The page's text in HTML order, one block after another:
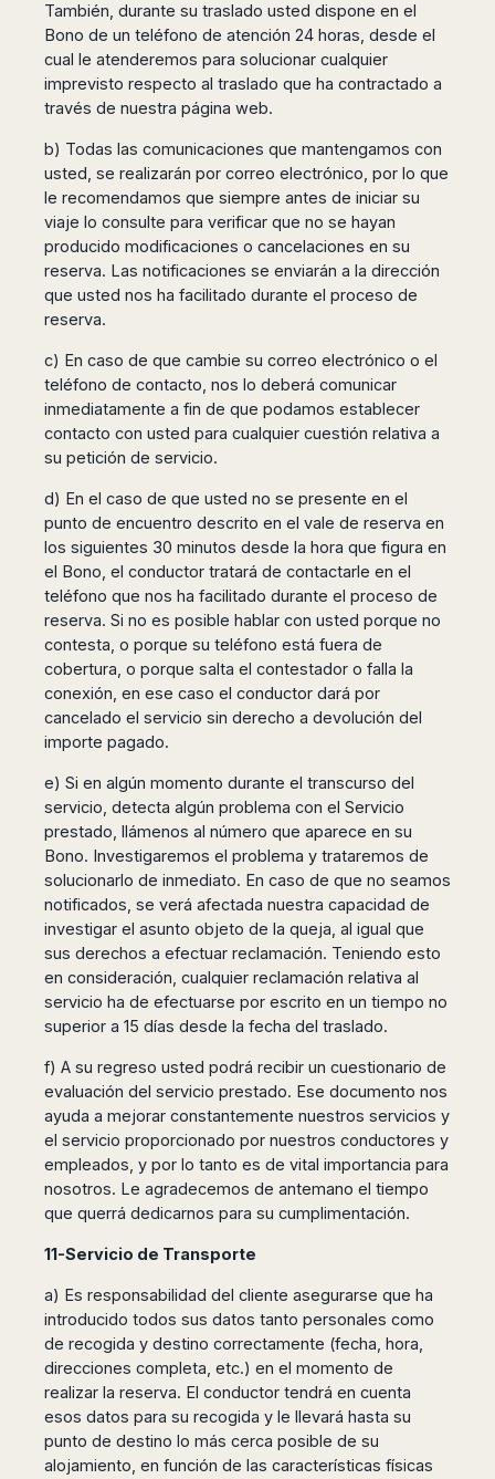
También, durante su traslado usted dispone en el
Bono de un teléfono de atención 24 horas, desde el
cual le atenderemos para solucionar cualquier
imprevisto respecto al traslado que ha contractado a
través de nuestra página web.
b) Todas las comunicaciones que mantengamos con
usted, se realizarán por correo electrónico, por lo que
le recomendamos que siempre antes de iniciar su
viaje lo consulte para verificar que no se hayan
producido modificaciones o cancelaciones en su
reserva. Las notificaciones se enviarán a la dirección
que usted nos ha facilitado durante el proceso de
reserva.
c) En caso de que cambie su correo electrónico o el
teléfono de contacto, nos lo deberá comunicar
inmediatamente a fin de que podamos establecer
contacto con usted para cualquier cuestión relativa a
su petición de servicio.
d) En el caso de que usted no se presente en el
punto de encuentro descrito en el vale de reserva en
los siguientes 30 minutos desde la hora que figura en
el Bono, el conductor tratará de contactarle en el
teléfono que nos ha facilitado durante el proceso de
reserva. Si no es posible hablar con usted porque no
contesta, o porque su teléfono está fuera de
cobertura, o porque salta el contestador o falla la
conexión, en ese caso el conductor dará por
cancelado el servicio sin derecho a devolución del
importe pagado.
e) Si en algún momento durante el transcurso del
servicio, detecta algún problema con el Servicio
prestado, llámenos al número que aparece en su
Bono. Investigaremos el problema y trataremos de
solucionarlo de inmediato. En caso de que no seamos
notificados, se verá afectada nuestra capacidad de
investigar el asunto objeto de la queja, al igual que
sus derechos a efectuar reclamación. Teniendo esto
en consideración, cualquier reclamación relativa al
servicio ha de efectuarse por escrito en un tiempo no
superior a 15 días desde la fecha del traslado.
f) A su regreso usted podrá recibir un cuestionario de
evaluación del servicio prestado. Ese documento nos
ayuda a mejorar constantemente nuestros servicios y
el servicio proporcionado por nuestros conductores y
empleados, y por lo tanto es de vital importancia para
nosotros. Le agradecemos de antemano el tiempo
que querrá dedicarnos para su cumplimentación.
11-Servicio de Transporte
a) Es responsabilidad del cliente asegurarse que ha
introducido todos sus datos tanto personales como
de recogida y destino correctamente (fecha, hora,
direcciones completa, etc.) en el momento de
realizar la reserva. El conductor tendrá en cuenta
esos datos para su recogida y le llevará hasta su
punto de destino lo más cerca posible de su
alojamiento, en función de las características físicas